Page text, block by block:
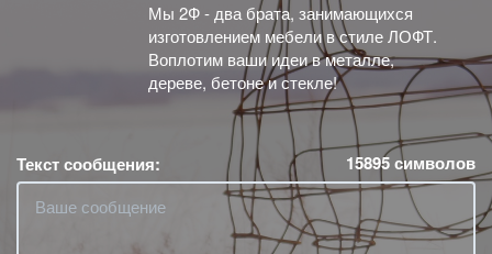
Мы 2Ф - два брата, занимающихся
изготовлением мебели в стиле ЛОФТ.
Воплотим ваши идеи в металле,
дереве, бетоне и стекле!
Текст сообщения: 15895символов